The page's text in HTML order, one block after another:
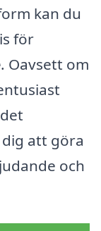
kan du
för
. Oavsett om
att göra
och